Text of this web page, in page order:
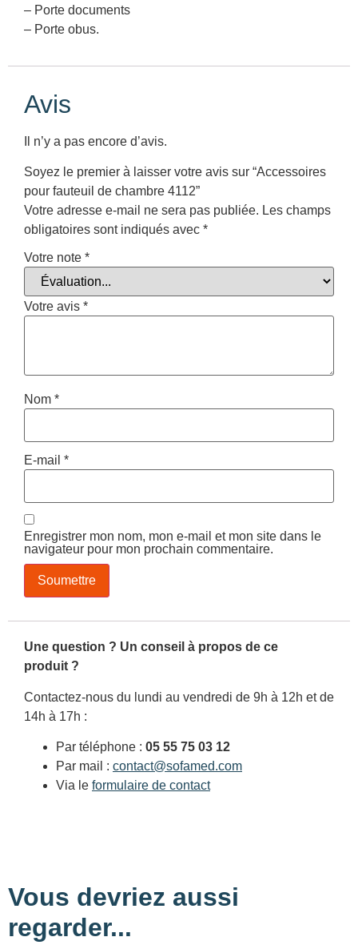
– Porte documents
– Porte obus.
Avis
Il n’y a pas encore d’avis.
Soyez le premier à laisser votre avis sur “Accessoires
pour fauteuil de chambre 4112”
Votre adresse e-mail ne sera pas publiée. Les champs
obligatoires sont indiqués avec *
Votre note *
Votre avis *
Nom *
E-mail *
Enregistrer mon nom, mon e-mail et mon site dans le
navigateur pour mon prochain commentaire.
Une question ? Un conseil à propos de ce
produit ?
Contactez-nous du lundi au vendredi de 9h à 12h et de
14h à 17h :
Par téléphone : 05 55 75 03 12
Par mail : contact@sofamed.com
Via le formulaire de contact
Vous devriez aussi
regarder...